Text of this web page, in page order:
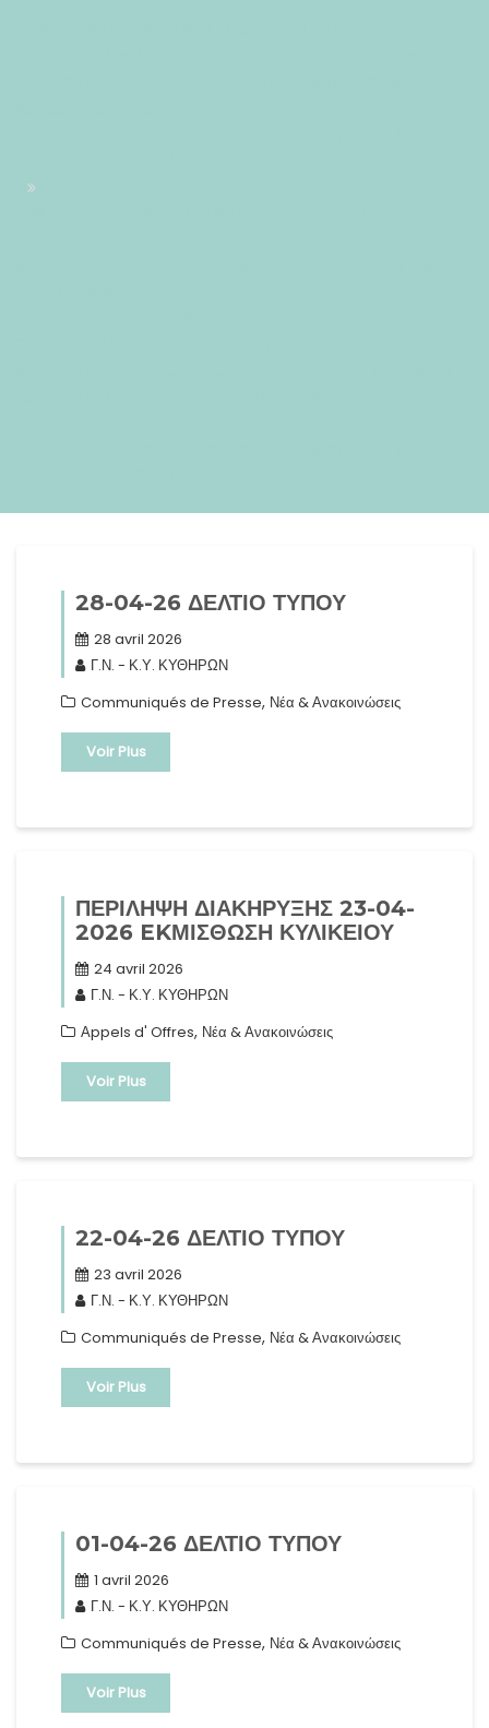
28-04-26 ΔΕΛΤΙΟ ΤΥΠΟΥ
28 avril 2026
Γ.Ν. - Κ.Υ. ΚΥΘΗΡΩΝ
Communiqués de Presse, Νέα & Ανακοινώσεις
Voir Plus
ΠΕΡΙΛΗΨΗ ΔΙΑΚΗΡΥΞΗΣ 23-04-
2026 EKΜΙΣΘΩΣΗ ΚΥΛΙΚΕΙΟΥ
24 avril 2026
Γ.Ν. - Κ.Υ. ΚΥΘΗΡΩΝ
Αppels d' Offres, Νέα & Ανακοινώσεις
Voir Plus
22-04-26 ΔΕΛΤΙΟ ΤΥΠΟΥ
23 avril 2026
Γ.Ν. - Κ.Υ. ΚΥΘΗΡΩΝ
Communiqués de Presse, Νέα & Ανακοινώσεις
Voir Plus
01-04-26 ΔΕΛΤΙΟ ΤΥΠΟΥ
1 avril 2026
Γ.Ν. - Κ.Υ. ΚΥΘΗΡΩΝ
Communiqués de Presse, Νέα & Ανακοινώσεις
Voir Plus